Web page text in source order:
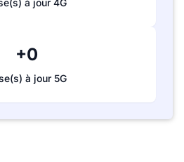
à jour 4G
+0
à jour 5G